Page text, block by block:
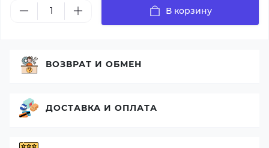
В корзину
ВОЗВРАТ И ОБМЕН
ДОСТАВКА И ОПЛАТА